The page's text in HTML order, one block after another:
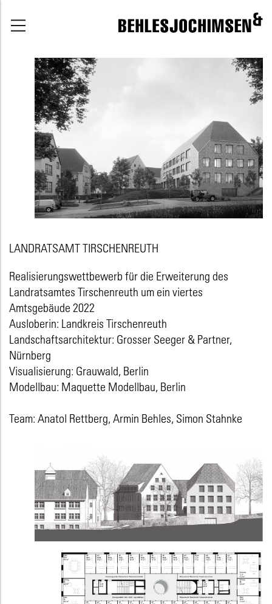
LANDRATSAMT TIRSCHENREUTH
Realisierungswettbewerb für die Erweiterung des
Landratsamtes Tirschenreuth um ein viertes
Amtsgebäude 2022
Ausloberin: Landkreis Tirschenreuth
Landschaftsarchitektur: Grosser Seeger & Partner,
Nürnberg
Visualisierung: Grauwald, Berlin
Modellbau: Maquette Modellbau, Berlin
Team: Anatol Rettberg, Armin Behles, Simon Stahnke